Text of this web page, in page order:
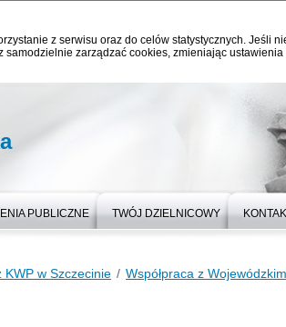
z serwisu oraz do celów statystycznych. Jeśli
zarządzać cookies, zmieniając
PUBLICZNE TWÓJ DZIELNICOWY
w Szczecinie
Współpraca z